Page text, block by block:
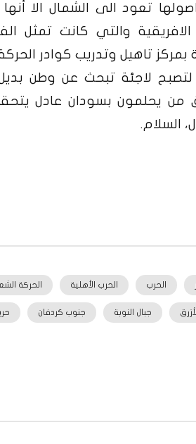
تعود الى الشمال الا أنها
والتي كانت تمثل
تاهيل وتدريب كوادر
لتصبح لاجئة تبحث عن وطن
من يحلمون بسودان عادل
السلام.
الحرب الحرب الأهلية الحركة
جبال النوبة جنوب كردفان